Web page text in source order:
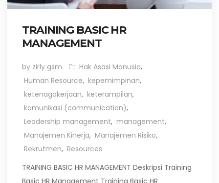
TRAINING BASIC HR
MANAGEMENT
by zirly gsm Hak Asasi Manusia,
Human Resource, kepemimpinan,
ketenagakerjaan, keterampilan,
komunikasi (communication),
Leadership management, management,
Manajemen Kinerja, Manajemen Risiko,
Rekrutmen, Resources
TRAINING BASIC HR MANAGEMENT Deskripsi Training
Basic HR Management Training Basic HR